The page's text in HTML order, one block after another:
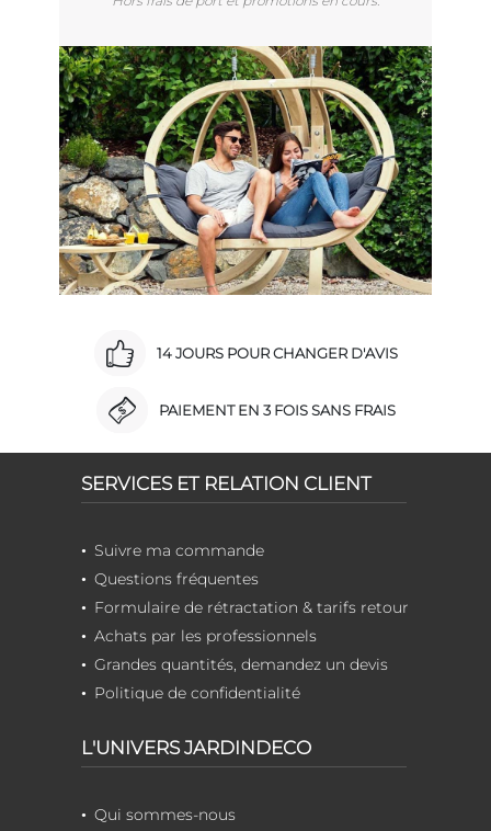
14 JOURS POUR CHANGER D'AVIS
PAIEMENT EN 3 FOIS SANS FRAIS
SERVICES ET RELATION CLIENT
Suivre ma commande
Questions fréquentes
Formulaire de rétractation & tarifs retour
Achats par les professionnels
Grandes quantités, demandez un devis
Politique de confidentialité
L'UNIVERS JARDINDECO
Qui sommes-nous